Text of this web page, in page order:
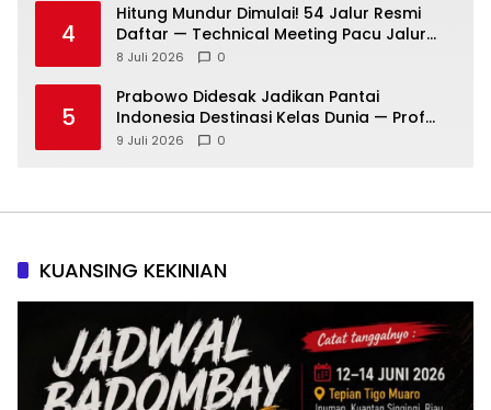
4
Hitung Mundur Dimulai! 54 Jalur Resmi
Daftar — Technical Meeting Pacu Jalur
Rayon III Benai Digelar Besok
8 Juli 2026 0
5
Prabowo Didesak Jadikan Pantai
Indonesia Destinasi Kelas Dunia — Prof
Sutan Nasomal: Perintahkan Kepala
9 Juli 2026 0
KUANSING KEKINIAN